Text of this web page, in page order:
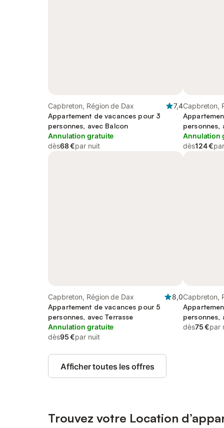
Capbreton, Région de Dax
7,4
Appartement de vacances pour 3
personnes, avec Balcon
Annulation gratuite
dès68 €par nuit
Capbreton,
personnes,
Annulation
dès124 €
Capbreton, Région de Dax
8,0
Appartement de vacances pour 5
personnes, avec Terrasse
Annulation gratuite
dès95 €par nuit
Capbreton,
personnes,
dès75 €par
Afficher toutes les offres
Trouvez votre Location